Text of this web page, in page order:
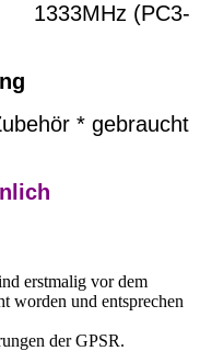
1333MHz (PC3-
* gebraucht
erstmalig vor dem
worden und entsprechen
der GPSR.